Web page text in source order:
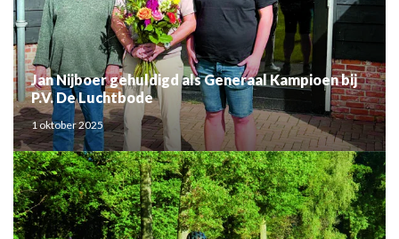
Jan Nijboer gehuldigd als Generaal Kampioen bij
P.V. De Luchtbode
1 oktober 2025